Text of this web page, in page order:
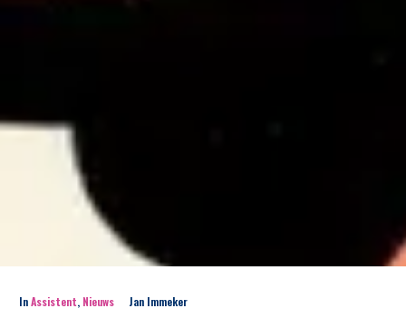
InAssistent, Nieuws
Jan Immeker